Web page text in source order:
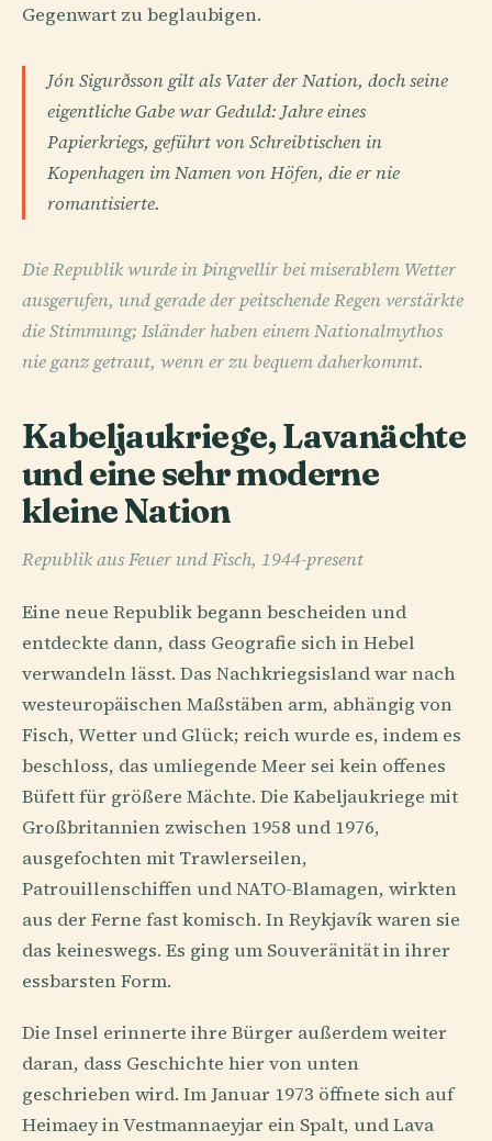
Gegenwart zu beglaubigen.
Jón Sigurðsson gilt als Vater der Nation, doch seine
eigentliche Gabe war Geduld: Jahre eines
Papierkriegs, geführt von Schreibtischen in
Kopenhagen im Namen von Höfen, die er nie
romantisierte.
Die Republik wurde in Þingvellir bei miserablem Wetter
ausgerufen, und gerade der peitschende Regen verstärkte
die Stimmung; Isländer haben einem Nationalmythos
nie ganz getraut, wenn er zu bequem daherkommt.
Kabeljaukriege, Lavanächte
und eine sehr moderne
kleine Nation
Republik aus Feuer und Fisch, 1944-present
Eine neue Republik begann bescheiden und
entdeckte dann, dass Geografie sich in Hebel
verwandeln lässt. Das Nachkriegsisland war nach
westeuropäischen Maßstäben arm, abhängig von
Fisch, Wetter und Glück; reich wurde es, indem es
beschloss, das umliegende Meer sei kein offenes
Büfett für größere Mächte. Die Kabeljaukriege mit
Großbritannien zwischen 1958 und 1976,
ausgefochten mit Trawlerseilen,
Patrouillenschiffen und NATO-Blamagen, wirkten
aus der Ferne fast komisch. In Reykjavík waren sie
das keineswegs. Es ging um Souveränität in ihrer
essbarsten Form.
Die Insel erinnerte ihre Bürger außerdem weiter
daran, dass Geschichte hier von unten
geschrieben wird. Im Januar 1973 öffnete sich auf
Heimaey in Vestmannaeyjar ein Spalt, und Lava